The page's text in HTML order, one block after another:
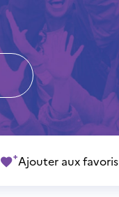
Ajouter aux favoris